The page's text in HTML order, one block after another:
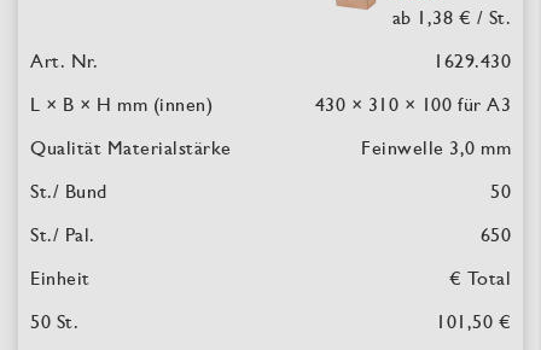
ab 1,38 € / St.
1629.430
430 × 310 × 100 für A3
Feinwelle 3,0 mm
50
650
€ Total
101,50 €